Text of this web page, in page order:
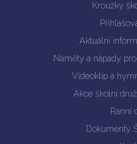
Kroužky
Aktuální
Náměty a nápady
Videoklip a
Akce školní
Ranní
Dokumenty